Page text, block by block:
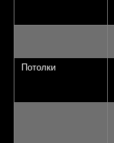
Потолки